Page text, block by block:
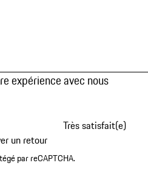
expérience avec nous
Très satisfait(e)
un retour
par reCAPTCHA.